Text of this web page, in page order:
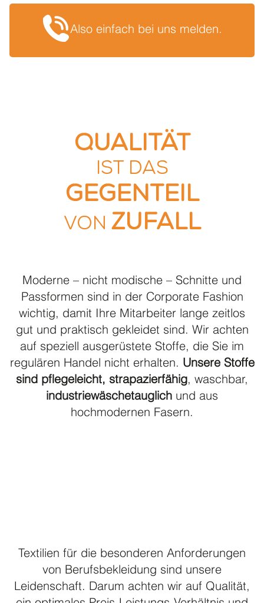
Also einfach bei uns melden.
Qualität
ist das
Gegenteil
von Zufall
Moderne – nicht modische – Schnitte und
Passformen sind in der Corporate Fashion
wichtig, damit Ihre Mitarbeiter lange zeitlos
gut und praktisch gekleidet sind. Wir achten
auf speziell ausgerüstete Stoffe, die Sie im
regulären Handel nicht erhalten. Unsere Stoffe
sind pflegeleicht, strapazierfähig, waschbar,
industriewäschetauglich und aus
hochmodernen Fasern.
Textilien für die besonderen Anforderungen
von Berufsbekleidung sind unsere
Leidenschaft. Darum achten wir auf Qualität,